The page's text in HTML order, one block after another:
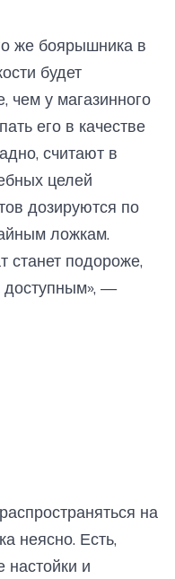
же боярышника в
будет
у магазинного
его в качестве
считают в
целей
дозируются по
ложкам.
станет подороже,
доступным», —
на
неясно. Есть,
настойки и